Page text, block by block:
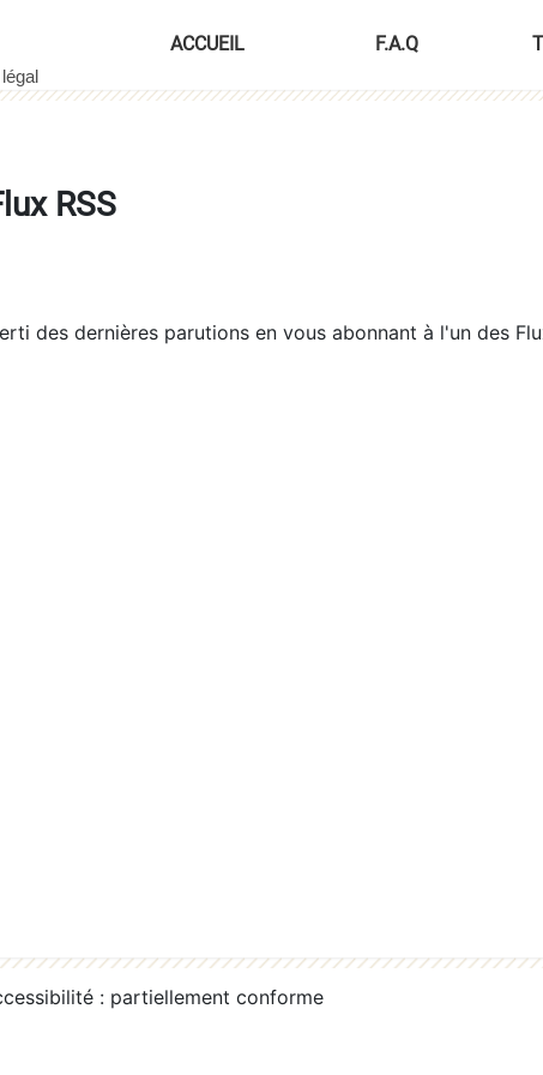
ACCUEIL F.A.Q
RSS
des dernières parutions en vous abonnant à l'un des
: partiellement conforme